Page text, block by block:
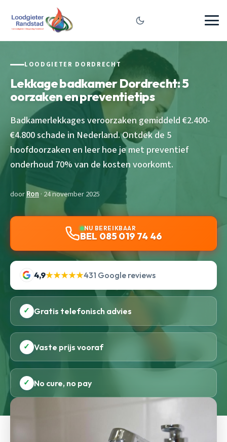
LOODGIETER DORDRECHT
Lekkage badkamer Dordrecht: 5
oorzaken en preventietips
Badkamerlekkages veroorzaken gemiddeld €2.400-
€4.800 schade in Nederland. Ontdek de 5
hoofdoorzaken en leer hoe je met preventief
onderhoud 70% van de kosten voorkomt.
doorRon · 24 november 2025
NU BEREIKBAAR
BEL 085 019 74 46
4,9★★★★★431 Google reviews
✓ Gratis telefonisch advies
✓ Vaste prijs vooraf
✓ No cure, no pay